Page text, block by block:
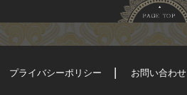
プライバシーポリシー お問い合わせ